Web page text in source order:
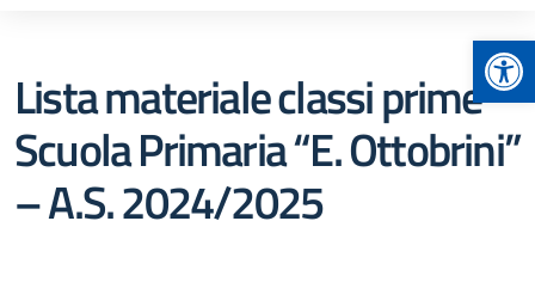
Lista materiale classi prime
Scuola Primaria “E. Ottobrini”
– A.S. 2024/2025